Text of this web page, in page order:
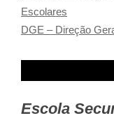
Escolares
DGE – Direção
Escola